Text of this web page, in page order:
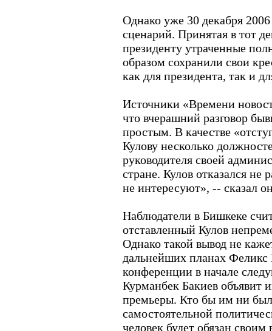
Однако уже 30 декабря
сценарий. Принятая в тот
президенту утраченные
образом сохранили свои
как для президента, так и
Источники «Времени
что вчерашний разговор
простым. В качестве
Кулову несколько
руководителя своей
стране. Кулов отказался
не интересуют», -- сказал
Наблюдатели в Бишкеке
отставленный Кулов
Однако такой вывод не
дальнейших планах Феликс
конференции в начале
Курманбек Бакиев объявит
премьеры. Кто бы им ни
самостоятельной
человек будет обязан